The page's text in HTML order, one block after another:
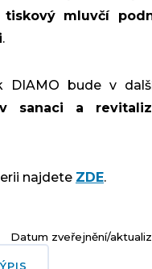
tiskový mluvčí
.
DIAMO bude v
sanaci a
najdete ZDE.
Datum zveřejnění/